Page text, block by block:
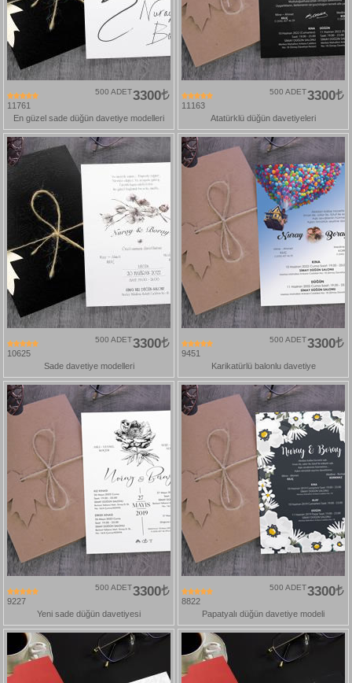
11761
3300
500 ADET
En güzel sade düğün davetiye modelleri
11163
3300
500 ADET
Atatürklü düğün davetiyeleri
10625
3300
500 ADET
Sade davetiye modelleri
9451
3300
500 ADET
Karikatürlü balonlu davetiye
9227
3300
500 ADET
Yeni sade düğün davetiyesi
8822
3300
500 ADET
Papatyalı düğün davetiye modeli